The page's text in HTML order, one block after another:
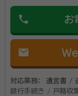
phone お
mail
対応業務：
遺言書 /
銀行手続き / 戸籍収